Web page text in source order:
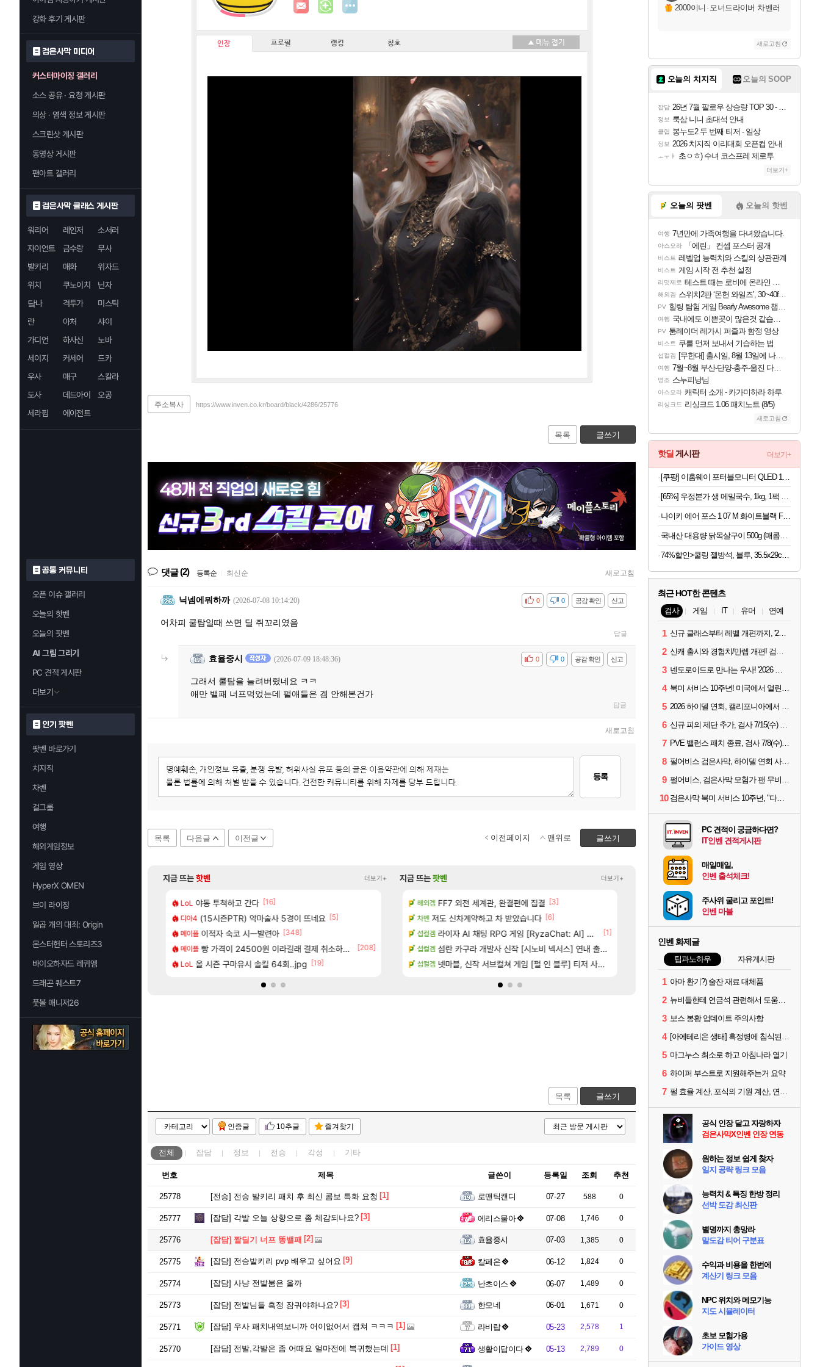
강화 후기 게시판
검은사막 미디어
커스터마이징 갤러리
소스 공유 · 요청 게시판
의상 · 염색 정보 게시판
스크린샷 게시판
동영상 게시판
팬아트 갤러리
검은사막 클래스 게시판
워리어 레인저
소서러
자이언트
금수랑
무사
발키리
매화
위자드
위치
쿠노이치
닌자
닼나
격투가
미스틱
란
아처
샤이
가디언
하사신
노바
세이지
커세어
드카
우사
매구
스칼라
도사
데드아이
오공
세라핌
에이전트
공통 커뮤니티
오픈 이슈 갤러리
오늘의 핫벤
오늘의 팟벤
AI 그림 그리기
PC 견적 게시판
더보기
인기 팟벤
팟벤 바로가기
치지직
차벤
걸그룹
여행
해외게임정보
게임 영상
HyperX OMEN
브이 라이징
일곱 개의 대죄: Origin
몬스터헌터 스토리즈3
바이오하자드 레퀴엠
드래곤 퀘스트7
풋볼 매니저26
인장 프로필 랭킹 칭호
주소복사 https://www.inven.co.kr/board/black/4286/25776
목록 글쓰기
댓글(2) 등록순 최신순 새로고침
닉넴에뭐하까 (2026-07-08 10:14:20) 신고
공감 확인
비공감 0
0
어차피 쿨탐일때 쓰면 딜 쥐꼬리였음
답글
효율중시 (2026-07-09 18:48:36) 신고
공감 확인
비공감 0
0
그래서 쿨탐을 늘려버렸네요 ㅋㅋ
애만 밸패 너프먹었는데 펄애들은 겜 안해본건가
답글
새로고침
등록
목록 다음글 이전글 글쓰기
이전페이지 맨위로
지금 뜨는핫벤 더보기+
신캐인데 너무 약한거 아님?
먹튀 ㄷㄷ.. [63]
나온거 10추 하니 올리자 [81]
LoL 야동 투척하고 간다 [16]
디아4 (15시즌PTR) 악마술사 5경이 뜨네요 [5]
메이플 이적자 숙코 시ㅡ발련아 [348]
메이플 빵 가격이 24500원 이라길래 결제 취소하고 나왔다
[208]
LoL 올 시즌 구마유시 솔킬 64회..jpg [19]
로아 100:8 보다 효율이 좋은 상향된 아제나 ㄷㄷ
메이플 빵값 문의 후기 [86]
와우 이번주 교역소 룩 좋네요 2 [1]
메이플 챌린저#77777 저격했습니다! [100]
로아 벨가르딘 나이트메어 TOP 10 직업별 분포 [122]
에이전트 신캐인데 너무 약한거 아님?
신호등 2인 40%글 존나 긁히네 씨발
부산 헌혈 먹튀 ㄷㄷ..
보상 공지 나온거 10추 하니 올리자 [81]
지금 뜨는팟벤 더보기+
길찾기/지도 공략 (1 ~ 12장)
트 때는 로비에 온라인 기능이 있는데
브 리인카네이션 오픈 트레일러
여행 7년만에 가족여행을 다녀왔습니다.
아스오라 「에린」 컨셉 포스터 공개
비스트 쿠를 먼저 보내서 기습하는 법
비스트 비스트 오브 리인카네이션 정보/공략글 모음
리싱크드 리싱크드 1.06 패치노트 (8/5)
해외겜 FF7 외전 세계관, 완결편에 집결 [3]
차벤 저도 신차계약하고 차 받았습니다 [6]
섭컬겜 라이자 AI 채팅 RPG 게임 [RyzaChat: AI] 공개
[1]
섭컬겜 섬란 카구라 개발사 신작 [시노비 넥서스] 연내 출시 예정
섭컬겜 넷마블, 신작 서브컬쳐 게임 [펄 인 블루] 티저 사이트 오픈
챕터별 길찾기/지도 공략 (1 ~ 12장)
스위치2판 ‘몬헌 와일즈’, 30~40fps 목표 추
리밋제로 테스트 때는 로비에 온라인 기능이 있는데
비스트 오브 리인카네이션 오픈 트레일러
목록 글쓰기
인증글 10추글 즐겨찾기
전체 잡담 정보 전승 각성 기타
번호 제목 글쓴이 등록일 조회 추천
25778 [전승] 전승 발키리 패치 후 최신 콤보 특화 요청 [1] 로맨틱캔디 07-27 588 0
25777 [잡담] 각발 오늘 상향으로 좀 체감되나요? [3] 에리스물아 07-08 1,746 0
25776 [잡담] 짤딜기 너프 똥밸패 [2] 효율중시 07-03 1,385 0
25775 [잡담] 전승발키리 pvp 배우고 싶어요 [9] 칼페온 06-12 1,824 0
25774 [잡담] 사냥 전발붐은 올까 난초이스 06-07 1,489 0
25773 [잡담] 전발님들 흑정 잠궈야하나요? [3] 한모네 06-01 1,671 0
25771 [잡담] 우사 패치내역보니까 어이없어서 캡쳐 ㅋㅋㅋ [1] 라비랍 05-23 2,578 1
25770 [잡담] 전발,각발은 좀 어때요 얼마전에 복귀했는데 [1] 생활이답이다 05-13 2,789 0
2000이니 · 오너드라이버 차벤러
새로고침
오늘의 치지직 오늘의 SOOP
잡담 26년 7월 팔로우 상승량 TOP 30 - 월간 치지직
정보 룩삼 니니 초대석 안내
클립 봉누도2 두 번째 티저 - 일상
정보 2026 치지직 이리대회 오픈컵 안내
ㅗㅜㅑ 초ㅇㅎ) 수녀 코스프레 제로투
더보기+
오늘의 팟벤 오늘의 핫벤
여행 7년만에 가족여행을 다녀왔습니다.
아스오라 「에린」 컨셉 포스터 공개
비스트 레벨업 능력치와 스킬의 상관관계
비스트 게임 시작 전 추천 설정
리밋제로 테스트 때는 로비에 온라인 기능이 있는데
해외겜 스위치2판 ‘몬헌 와일즈’, 30~40fps 목표 추정
PV 힐링 탐험 게임 Bearly Awesome 챕터 1 트레일러
여행 국내에도 이쁜곳이 많은것 같습니다
PV 툼레이더 레가시 퍼즐과 함정 영상
비스트 쿠를 먼저 보내서 기습하는 법
섭컬겜 [무한대] 출시일, 8월 13일에 나오나
여행 7월~8월 부산-단양-충주-울진 다녀왔어요~
명조 스누피냥님
아스오라 캐릭터 소개 - 카가미하라 하루
리싱크드 리싱크드 1.06 패치노트 (8/5)
새로고침
핫딜 게시판 더보기+
나이키 에어 포스 1 07 M 화이트블랙 FJ4146-129
74%할인>쿨링 젤방석, 블루, 35.5x29cm, 2개
최근 HOT한 콘텐츠
검사 게임 IT 유머 연예
1 신규 클래스부터 레벨 개편까지, '2026 검은사막 하이델 연회' 총정리
2 신캐 출시와 경험치/만렙 개편! 검사 2026 하이델 연회 모아보기
3 넨도로이드로 만나는 우사! '2026 하이델 연회' 막바지 깜짝 공개
4 북미 서비스 10주년! 미국에서 열린 '검은사막 하이델 연회'
5 2026 하이델 연회, 캘리포니아에서 개최
6 신규 피의 제단 추가, 검사 7/15(수) 패치 핵심 정리
7 PVE 밸런스 패치 종료, 검사 7/8(수) 패치 핵심 정리
8 펄어비스 검은사막, 하이델 연회 사전 이벤트 시작
9 펄어비스, 검은사막 모험가 팬 무비 '마디걸스' 글로벌 상영회 개최
10 검은사막 북미 서비스 10주년, "다음 10년도 우리만의 액션으로"
PC 견적이 궁금하다면?
IT인벤 견적게시판
매일매일,
인벤 출석체크!
주사위 굴리고 포인트!
인벤 마블
인벤 화제글
팁과노하우 자유게시판
1 아마 환기?) 술잔 재료 대체품
2 뉴비들한테 연금석 관련해서 도움이 될까해서..(벨의심장 등)
3 보스 봉황 업데이트 주의사항
4 [아에테리온 생태] 흑정령에 침식된 검사/용병
5 마그누스 최소로 하고 아침나라 열기
6 하이퍼 부스트로 지원해주는거 요약
7 펄 효율 계산, 포식의 기원 계산, 연금석 계산 사이트 공유
공식 인장 달고 자랑하자
검은사막X인벤 인장 연동
원하는 정보 쉽게 찾자
일지 공략 링크 모음
능력치 & 특징 한방 정리
선박 도감 최신판
별명까지 총망라
말도감 티어 구분표
수익과 비용을 한번에
계산기 링크 모음
NPC 위치와 메모기능
지도 시뮬레이터
초보 모험가용
가이드 영상